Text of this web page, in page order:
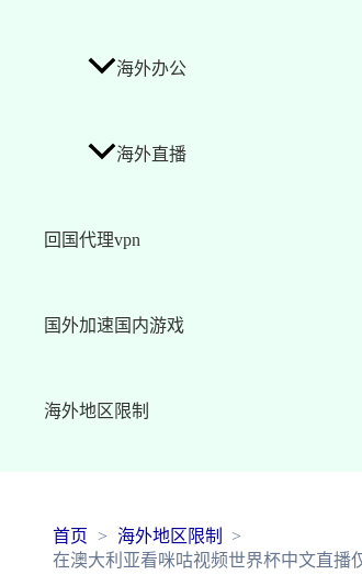
海外办公
海外直播
回国代理vpn
国外加速国内游戏
海外地区限制
首页
海外地区限制
在澳大利亚看咪咕视频世界杯中文直播